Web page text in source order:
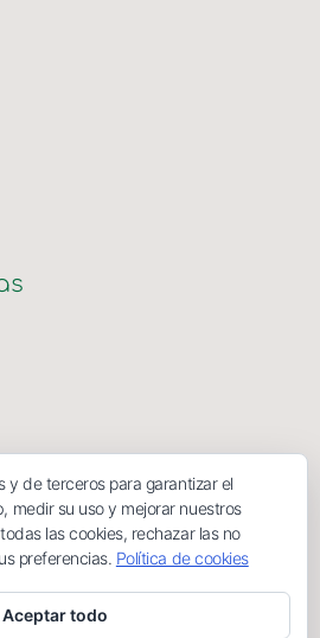
y de terceros para garantizar el
medir su uso y mejorar nuestros
las cookies, rechazar las no
preferencias. Política de cookies
Aceptar todo